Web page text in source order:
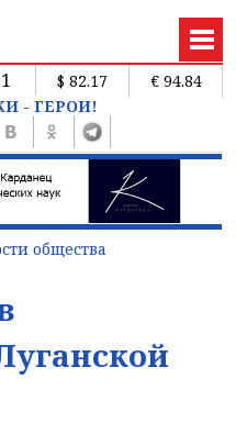
1 $ 82.17
€ 94.84
- ГЕРОИ!
общества